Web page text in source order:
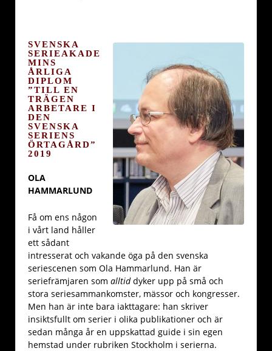
SVENSKA
SERIEAKADE
MINS
ÅRLIGA
DIPLOM
”TILL EN
TRÄGEN
ARBETARE I
DEN
SVENSKA
SERIENS
ÖRTAGÅRD”
2019
OLA
HAMMARLUND
Få om ens någon
i vårt land håller
ett sådant
intresserat och vakande öga på den svenska
seriescenen som Ola Hammarlund. Han är
seriefrämjaren som alltiddyker upp på små och
stora seriesammankomster, mässor och kongresser.
Men han är inte bara iakttagare: han skriver
insiktsfullt om serier i olika publikationer och är
sedan många år en uppskattad guide i sin egen
hemstad under rubriken Stockholm i serierna.